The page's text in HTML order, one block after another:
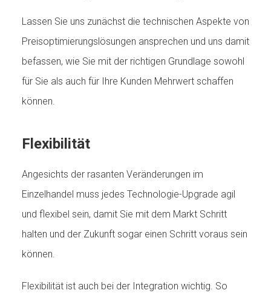
Lassen Sie uns zunächst die technischen Aspekte von
Preisoptimierungslösungen ansprechen und uns damit
befassen, wie Sie mit der richtigen Grundlage sowohl
für Sie als auch für Ihre Kunden Mehrwert schaffen
können.
Flexibilität
Angesichts der rasanten Veränderungen im
Einzelhandel muss jedes Technologie-Upgrade agil
und flexibel sein, damit Sie mit dem Markt Schritt
halten und der Zukunft sogar einen Schritt voraus sein
können.
Flexibilität ist auch bei der Integration wichtig. So